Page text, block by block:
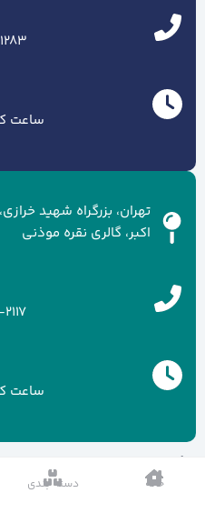
ساعت کاری:
اکبر، گالری نقره موذنی
ساعت کاری:
کلیه حقوق سایت متعلق به
خانه دسته بندی